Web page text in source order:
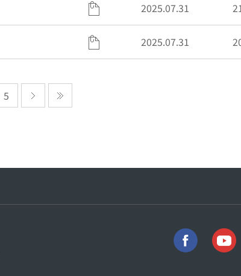
2025.07.31
2025.07.31
5